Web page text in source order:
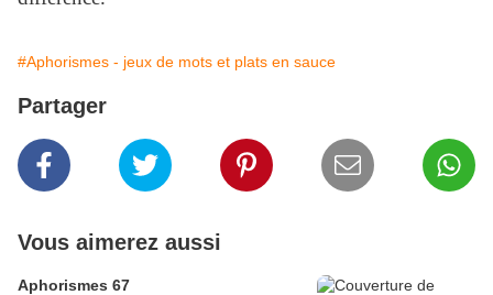
#Aphorismes - jeux de mots et plats en sauce
Partager
Vous aimerez aussi
Aphorismes 67